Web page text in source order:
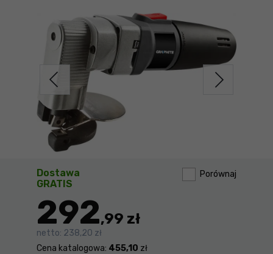
Mapa strony
Branże
Okazje
Dostawa
GRATIS
Porównaj
292,99 zł
netto: 238,20 zł
Cena katalogowa: 455,10 zł